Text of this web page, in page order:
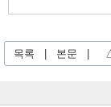
목록 본문